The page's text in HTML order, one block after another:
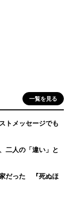
一覧を見る
トメッセージでも
二人の「違い」と
だった 『死ぬほ